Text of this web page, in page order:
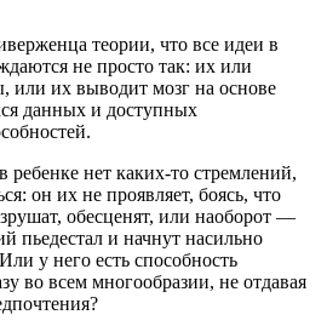
теории, что все идеи в
не просто так: их или
или их выводит мозг на основе
данных и доступных
ребенке нет каких-то стремлений,
он их не проявляет, боясь, что
обесценят, или наоборот —
пьедестал и начнут насильно
у него есть способность
во всем многообразии, не отдавая